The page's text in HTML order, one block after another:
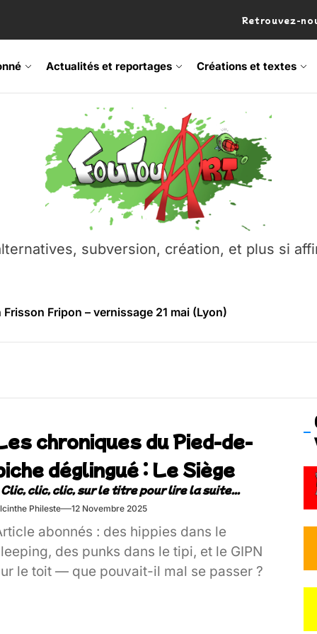
Retrouvez-
Actualités et reportages Créations et textes
subversion, création, et plus si
Fripon – vernissage 21 mai (Lyon)
Festival – Samedi 18 juillet (Vaulx-en-Velin)
– Ŝtono, un livre réalisé par Michaël Moretti & Pierre
contre l’A412 à l’Établi (Haute-Savoie)
Fripon – vernissage 21 mai (Lyon)
Festival – Samedi 18 juillet (Vaulx-en-Velin)
chroniques du Pied-de-
déglingué​ : Le Siège
Phileste 12 Novembre 2025
abonnés : des hippies dans le
des punks dans le tipi, et le GIPN
le toit — que pouvait-il mal se passer ?